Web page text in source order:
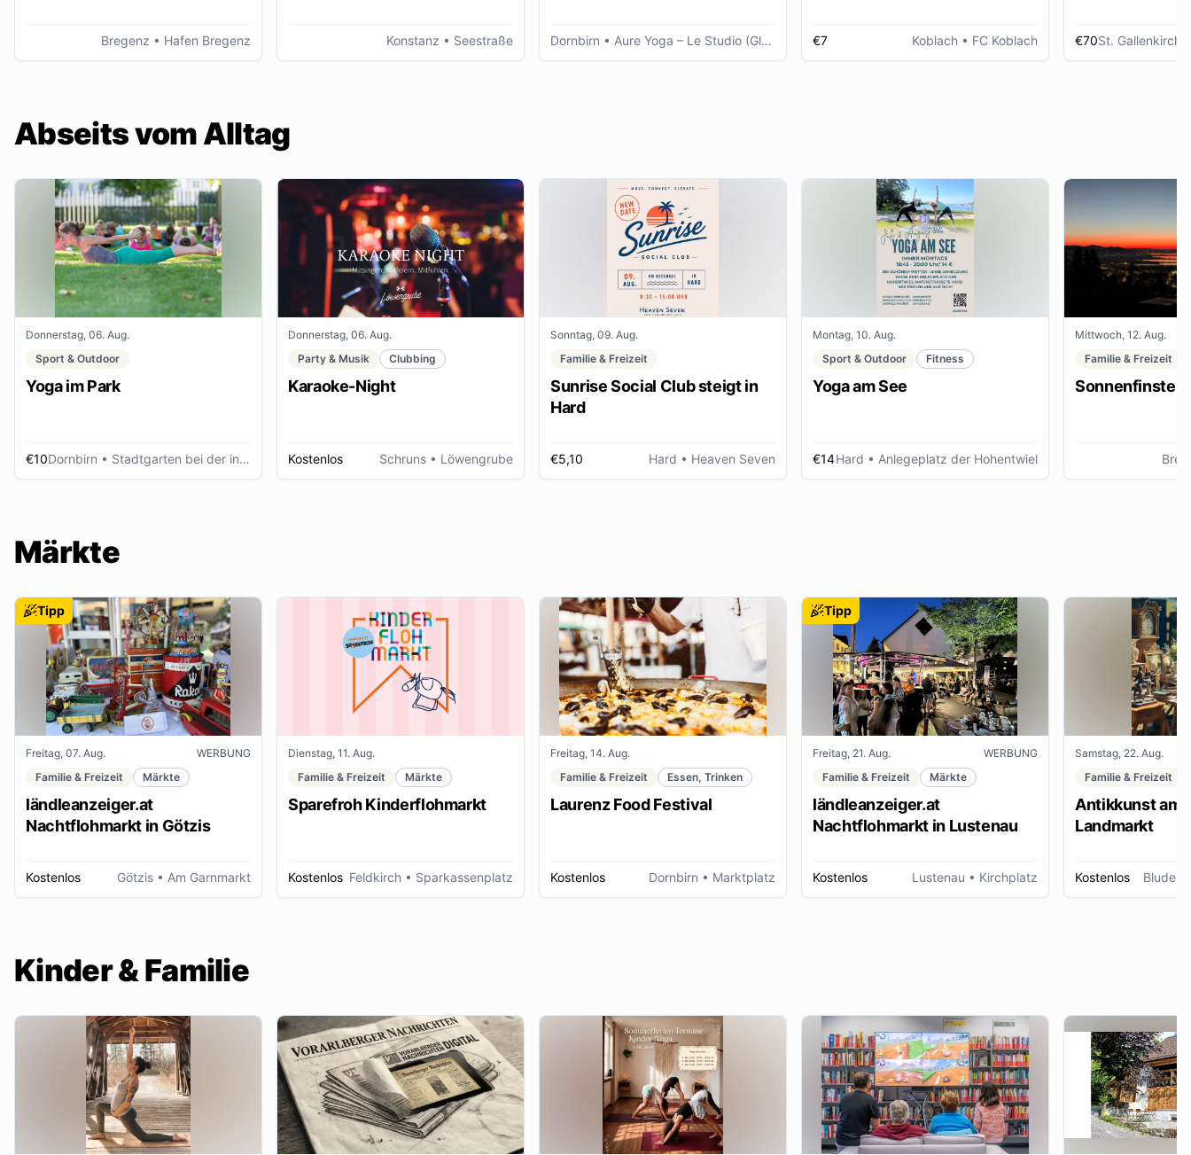
Bregenz • Hafen Bregenz Konstanz • Seestraße Dornbirn • Aure Yoga – Le Studio (Glöggele Haus) €7 Koblach • FC Koblach €70St. Gallenkirch
Abseits vom Alltag
Donnerstag, 06. Aug.
Sport & Outdoor
Yoga im Park
€10Dornbirn • Stadtgarten bei der inatura
Donnerstag, 06. Aug.
Party & Musik
Clubbing
Karaoke-Night
Kostenlos Schruns • Löwengrube
Sonntag, 09. Aug.
Familie & Freizeit
Sunrise Social Club steigt in
Hard
€5,10 Hard • Heaven Seven
Montag, 10. Aug.
Sport & Outdoor
Fitness
Yoga am See
€14Hard • Anlegeplatz der Hohentwiel
Mittwoch, 12. Aug.
Familie & Freizeit
Märkte
Tipp
Freitag, 07. Aug.
WERBUNG
Familie & Freizeit
Märkte
ländleanzeiger.at
Nachtflohmarkt in Götzis
Kostenlos Götzis • Am Garnmarkt
Dienstag, 11. Aug.
Familie & Freizeit
Märkte
Sparefroh Kinderflohmarkt
Kostenlos Feldkirch • Sparkassenplatz
Freitag, 14. Aug.
Familie & Freizeit
Essen, Trinken
Laurenz Food Festival
Kostenlos Dornbirn • Marktplatz
Tipp
Freitag, 21. Aug.
WERBUNG
Familie & Freizeit
Märkte
ländleanzeiger.at
Nachtflohmarkt in Lustenau
Kostenlos Lustenau • Kirchplatz
Samstag, 22. Aug.
Familie & Freizeit
Antikkunst am
Landmarkt
Kostenlos Bludenz
Kinder & Familie